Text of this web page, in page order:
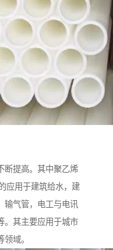
断提高。其中聚乙烯
应用于建筑给水，建
输气管，电工与电讯
。其主要应用于城市
域。